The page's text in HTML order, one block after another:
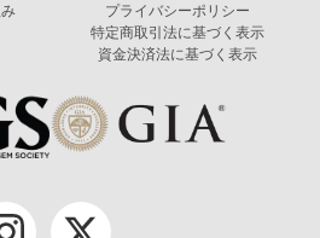
プライバシーポリシー
特定商取引法に基づく表示
資金決済法に基づく表示